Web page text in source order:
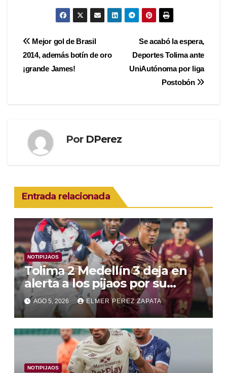
Navegación
de
Se acabó la espera,
Deportes Tolima ante
UniAutónoma por liga
Postobón
Mejor gol de Brasil
2014, además botín de oro
¡grande James!
Por DPerez
Entrada relacionada
NOTIPIJAOS
Tolima 2 Medellín 3 deja en
alerta a los pijaos por su
fútbol irregular
AGO 5, 2026 ELMER PEREZ ZAPATA
NOTIPIJAOS